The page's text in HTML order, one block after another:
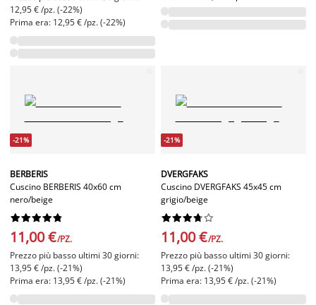
12,95 € /pz. (-22%)
Prima era: 12,95 € /pz. (-22%)
-21%
BERBERIS
Cuscino BERBERIS 40x60 cm
nero/beige






11,00 €/PZ.
Prezzo più basso ultimi 30 giorni:
13,95 € /pz. (-21%)
Prima era: 13,95 € /pz. (-21%)
-21%
DVERGFAKS
Cuscino DVERGFAKS 45x45 cm
grigio/beige






11,00 €/PZ.
Prezzo più basso ultimi 30 giorni:
13,95 € /pz. (-21%)
Prima era: 13,95 € /pz. (-21%)